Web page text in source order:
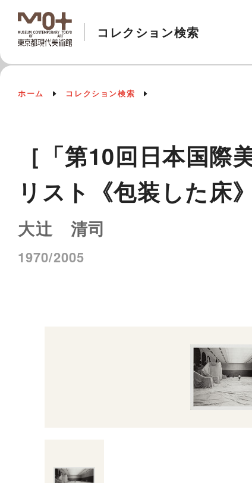
コレクション検索
ホーム コレクション検索
［「第10回日本国
リスト《包装した床》
大辻 清司
1970/2005